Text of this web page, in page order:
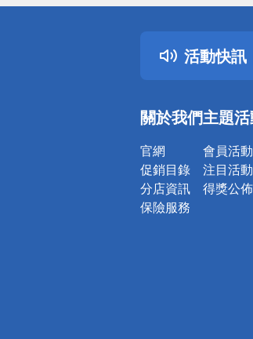
活動快訊
關於我們
官網
促銷目錄
分店資訊
保險服務
主題
會員活動
注目活動
得獎公佈